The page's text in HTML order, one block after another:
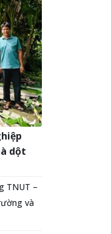
dột
TNUT –
và